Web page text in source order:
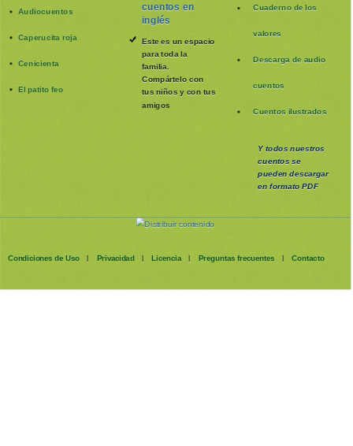
Audiocuentos
Caperucita roja
Cenicienta
El patito feo
cuentos en
inglés
Este es un espacio
para toda la
familia
Compártelo con
tus niños y con tus
amigos
Cuaderno de los
valores
Descarga de audio
cuentos
Cuentos ilustrados
Y todos nuestros
cuentos se
puedendescargar
en formato PDF
Condiciones de Uso | Privacidad | Licencia | Preguntas frecuentes | Contacto